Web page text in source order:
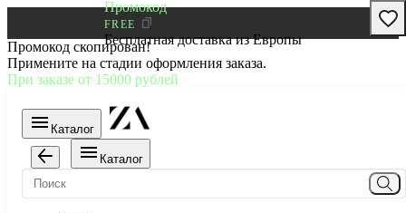
Промокод
FREE
Бесплатная доставка из Европы
Промокод скопирован!
Примените на стадии оформления заказа.
При заказе от 15000 рублей
Каталог
Каталог